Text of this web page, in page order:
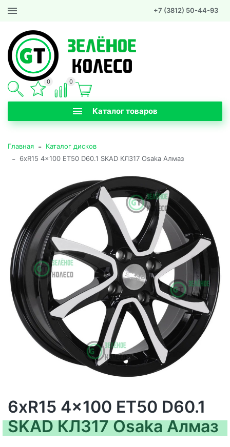
+7 (3812) 50-44-93
Каталог товаров
0 0
Главная - Каталог дисков
- 6xR15 4x100 ET50 D60.1 SKAD КЛ317 Osaka Алмаз
6xR15 4x100 ET50 D60.1
SKAD КЛ317 Osaka Алмаз